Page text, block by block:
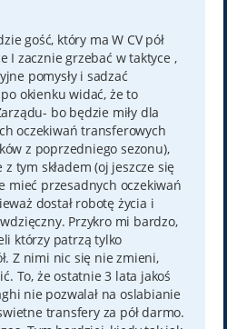
gość, który ma W CV pół
I zacznie grzebać w taktyce ,
pomysły i sadzać
okienku widać, że to
bo będzie miły dla
oczekiwań transferowych
z poprzedniego sezonu),
tym składem (oj jeszcze się
mieć przesadnych oczekiwań
dostał robotę życia i
Przykro mi bardzo,
którzy patrzą tylko
Z nimi nic się nie zmieni,
To, że ostatnie 3 lata jakoś
nie pozwalał na oslabianie
transfery za pół darmo.